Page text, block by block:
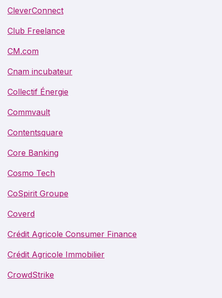
CleverConnect
Club Freelance
CM.com
Cnam incubateur
Collectif Énergie
Commvault
Contentsquare
Core Banking
Cosmo Tech
CoSpirit Groupe
Coverd
Crédit Agricole Consumer Finance
Crédit Agricole Immobilier
CrowdStrike